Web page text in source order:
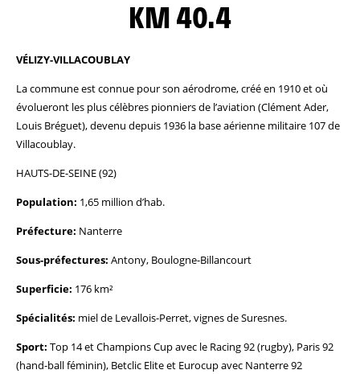
KM 40.4
VÉLIZY-VILLACOUBLAY
La commune est connue pour son aérodrome, créé en 1910 et où
évolueront les plus célèbres pionniers de l’aviation (Clément Ader,
Louis Bréguet), devenu depuis 1936 la base aérienne militaire 107 de
Villacoublay.
HAUTS-DE-SEINE (92)
Population: 1,65 million d’hab.
Préfecture: Nanterre
Sous-préfectures: Antony, Boulogne-Billancourt
Superficie: 176 km²
Spécialités: miel de Levallois-Perret, vignes de Suresnes.
Sport: Top 14 et Champions Cup avec le Racing 92 (rugby), Paris 92
(hand-ball féminin), Betclic Elite et Eurocup avec Nanterre 92